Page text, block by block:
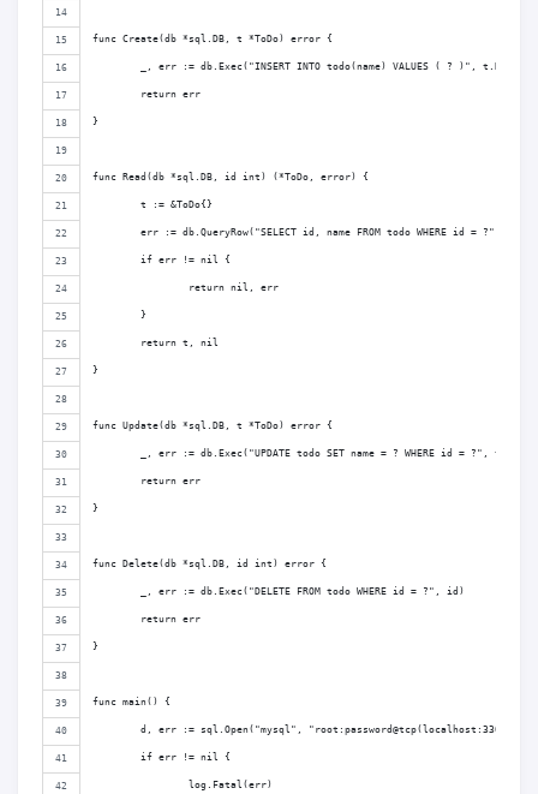
func Create(db *sql.DB, t *ToDo) error {
	_, err := db.Exec("INSERT INTO todo(name) VALUES ( ? )", t.Name)
	return err
}
func Read(db *sql.DB, id int) (*ToDo, error) {
	t := &ToDo{}
err := db.QueryRow("SELECT id, name FROM todo WHERE id = ?",
	if err != nil {
		return nil, err
	}
	return t, nil
}
func Update(db *sql.DB, t *ToDo) error {
_, err := db.Exec("UPDATE todo SET name = ? WHERE id = ?",
	return err
}
func Delete(db *sql.DB, id int) error {
	_, err := db.Exec("DELETE FROM todo WHERE id = ?", id)
	return err
}
func main() {
d, err := sql.Open("mysql", "root:password@tcp(localhost:3306)/
	if err != nil {
		log.Fatal(err)